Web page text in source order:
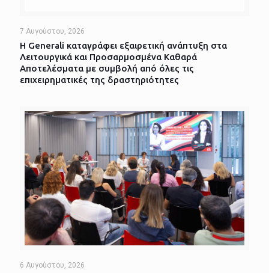
7 Αυγούστου, 2026
Η Generali καταγράφει εξαιρετική ανάπτυξη στα
Λειτουργικά και Προσαρμοσμένα Καθαρά
Αποτελέσματα με συμβολή από όλες τις
επιχειρηματικές της δραστηριότητες
6 Αυγούστου, 2026